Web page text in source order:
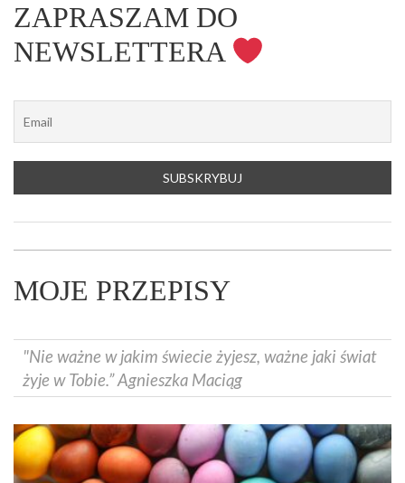
ZAPRASZAM DO
NEWSLETTERA
MOJE PRZEPISY
"Nie ważne w jakim świecie żyjesz, ważne jaki świat
żyje w Tobie.” Agnieszka Maciąg